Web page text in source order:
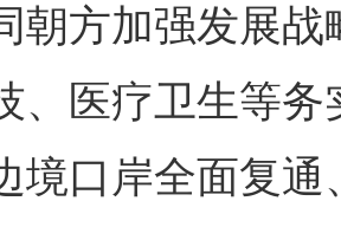
朝方加强发展
、医疗卫生等
境口岸全面复